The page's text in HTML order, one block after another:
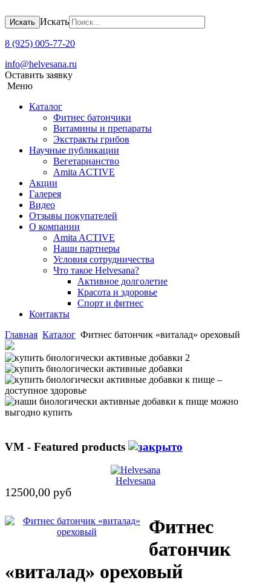
Искать Искать
8 (925) 005-77-20
info@helvesana.ru
Оставить заявку
Меню
Каталог
Фитнес батончики
Витамины и препараты
Экстракты грибов
Научные публикации
Вегетарианство
Amita ACTIVE
Акции
Галерея
Видео
Отзывы покупателей
О компании
Amita ACTIVЕ
Наши партнеры
Условия сотрудничества
Что такое Helvesana?
Активное долголетие
Красота и здоровье
Спорт и фитнес
Контакты
Главная Каталог Фитнес батончик «виталад» ореховый
VM - Featured products
Helvesana
12500,00 руб
Фитнес
батончик
«виталад» ореховый